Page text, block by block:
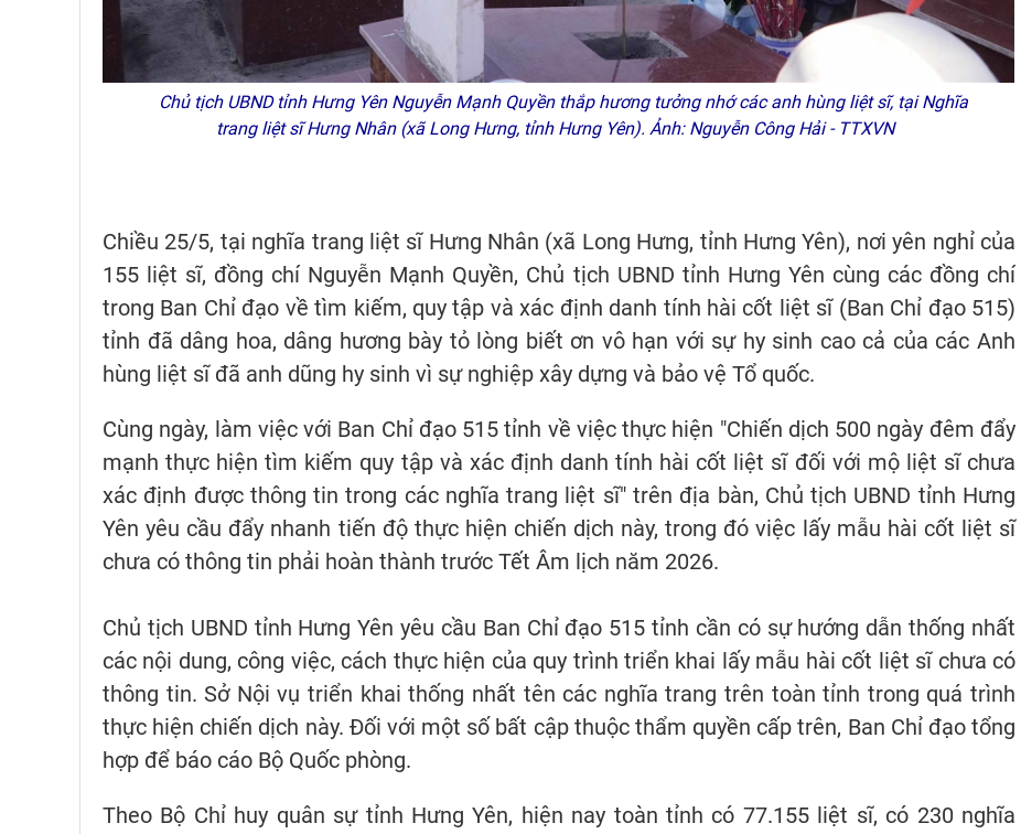
Chủ tịch UBND tỉnh Hưng Yên Nguyễn Mạnh Quyền thắp hương tưởng nhớ các anh hùng liệt sĩ, tại Nghĩa
trang liệt sĩ Hưng Nhân (xã Long Hưng, tỉnh Hưng Yên). Ảnh: Nguyễn Công Hải - TTXVN
Chiều 25/5, tại nghĩa trang liệt sĩ Hưng Nhân (xã Long Hưng, tỉnh Hưng Yên), nơi yên nghỉ của
155 liệt sĩ, đồng chí Nguyễn Mạnh Quyền, Chủ tịch UBND tỉnh Hưng Yên cùng các đồng chí
trong Ban Chỉ đạo về tìm kiếm, quy tập và xác định danh tính hài cốt liệt sĩ (Ban Chỉ đạo 515)
tỉnh đã dâng hoa, dâng hương bày tỏ lòng biết ơn vô hạn với sự hy sinh cao cả của các Anh
hùng liệt sĩ đã anh dũng hy sinh vì sự nghiệp xây dựng và bảo vệ Tổ quốc.
Cùng ngày, làm việc với Ban Chỉ đạo 515 tỉnh về việc thực hiện "Chiến dịch 500 ngày đêm đẩy
mạnh thực hiện tìm kiếm quy tập và xác định danh tính hài cốt liệt sĩ đối với mộ liệt sĩ chưa
xác định được thông tin trong các nghĩa trang liệt sĩ" trên địa bàn, Chủ tịch UBND tỉnh Hưng
Yên yêu cầu đẩy nhanh tiến độ thực hiện chiến dịch này, trong đó việc lấy mẫu hài cốt liệt sĩ
chưa có thông tin phải hoàn thành trước Tết Âm lịch năm 2026.
Chủ tịch UBND tỉnh Hưng Yên yêu cầu Ban Chỉ đạo 515 tỉnh cần có sự hướng dẫn thống nhất
các nội dung, công việc, cách thực hiện của quy trình triển khai lấy mẫu hài cốt liệt sĩ chưa có
thông tin. Sở Nội vụ triển khai thống nhất tên các nghĩa trang trên toàn tỉnh trong quá trình
thực hiện chiến dịch này. Đối với một số bất cập thuộc thẩm quyền cấp trên, Ban Chỉ đạo tổng
hợp để báo cáo Bộ Quốc phòng.
Theo Bộ Chỉ huy quân sự tỉnh Hưng Yên, hiện nay toàn tỉnh có 77.155 liệt sĩ, có 230 nghĩa